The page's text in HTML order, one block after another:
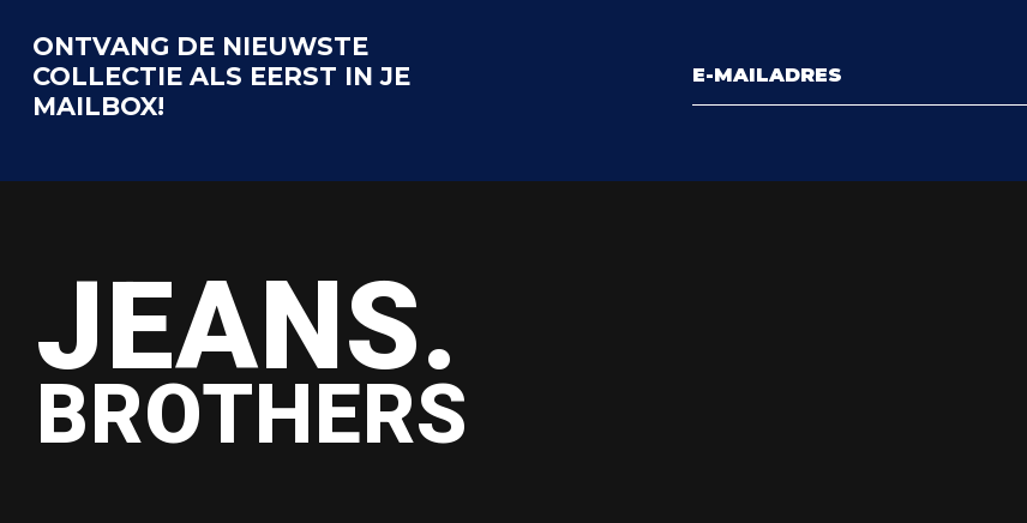
ONTVANG DE NIEUWSTE
COLLECTIE ALS EERST IN JE
MAILBOX!
JEANS.
BROTHERS